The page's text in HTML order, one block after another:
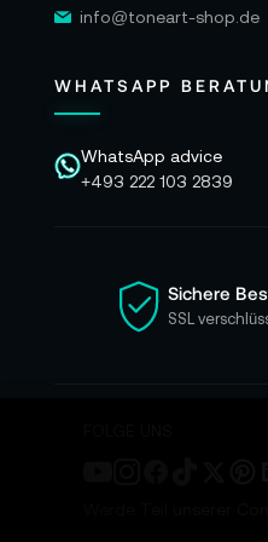
info@toneart-shop.de
WHATSAPP
WhatsApp advice
+493 222 103 2839
Sichere
SSL
Werde Teil unserer